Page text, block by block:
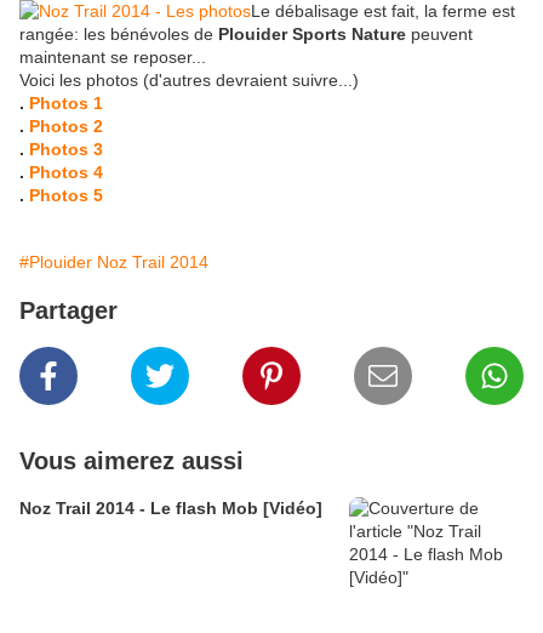
Le débalisage est fait, la ferme est
rangée: les bénévoles de Plouider Sports Nature peuvent
maintenant se reposer...
Voici les photos (d'autres devraient suivre...)
. Photos 1
. Photos 2
. Photos 3
. Photos 4
. Photos 5
#Plouider Noz Trail 2014
Partager
Vous aimerez aussi
Noz Trail 2014 - Le flash Mob [Vidéo]